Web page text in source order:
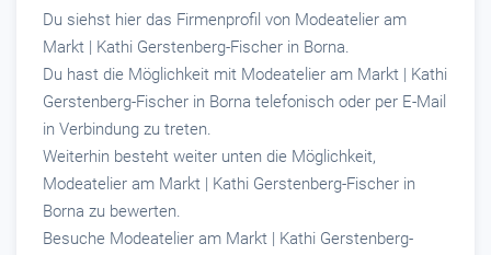
Du siehst hier das Firmenprofil von Modeatelier am
Markt | Kathi Gerstenberg-Fischer in Borna.
Du hast die Möglichkeit mit Modeatelier am Markt | Kathi
Gerstenberg-Fischer in Borna telefonisch oder per E-Mail
in Verbindung zu treten.
Weiterhin besteht weiter unten die Möglichkeit,
Modeatelier am Markt | Kathi Gerstenberg-Fischer in
Borna zu bewerten.
Besuche Modeatelier am Markt | Kathi Gerstenberg-